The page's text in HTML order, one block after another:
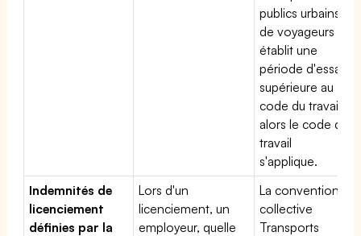
publics urbains
de voyageurs
établit une
période d'essai
supérieure au
code du travail,
alors le code du
travail
s'applique.
Indemnités de
licenciement
définies par la
Lors d'un
licenciement, un
employeur, quelle
La convention
collective
Transports